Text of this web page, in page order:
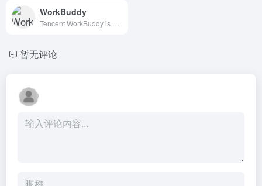
WorkBuddy
暂无评论